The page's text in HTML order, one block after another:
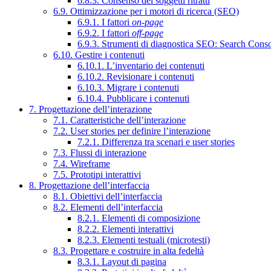
6.9. Ottimizzazione per i motori di ricerca (SEO)
6.9.1. I fattori on-page
6.9.2. I fattori off-page
6.9.3. Strumenti di diagnostica SEO: Search
6.10. Gestire i contenuti
6.10.1. L’inventario dei contenuti
6.10.2. Revisionare i contenuti
6.10.3. Migrare i contenuti
6.10.4. Pubblicare i contenuti
7. Progettazione dell’interazione
7.1. Caratteristiche dell’interazione
7.2. User stories per definire l’interazione
7.2.1. Differenza tra scenari e user stories
7.3. Flussi di interazione
7.4. Wireframe
7.5. Prototipi interattivi
8. Progettazione dell’interfaccia
8.1. Obiettivi dell’interfaccia
8.2. Elementi dell’interfaccia
8.2.1. Elementi di composizione
8.2.2. Elementi interattivi
8.2.3. Elementi testuali (microtesti)
8.3. Progettare e costruire in alta fedeltà
8.3.1. Layout di pagina